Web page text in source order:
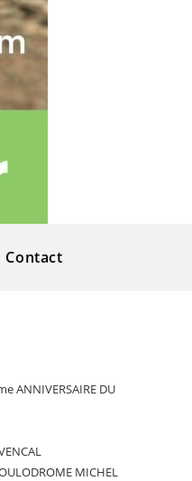
Contact
ANNIVERSAIRE DU
MICHEL